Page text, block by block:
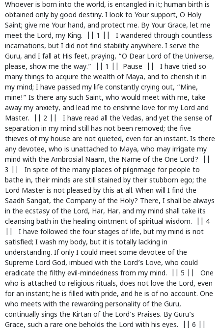
Whoever is born into the world, is entangled in it; human birth is
obtained only by good destiny. I look to Your support, O Holy
Saint; give me Your hand, and protect me. By Your Grace, let me
meet the Lord, my King. || 1 || I wandered through countless
incarnations, but I did not find stability anywhere. I serve the
Guru, and I fall at His feet, praying, “O Dear Lord of the Universe,
please, show me the way.” || 1 || Pause || I have tried so
many things to acquire the wealth of Maya, and to cherish it in
my mind; I have passed my life constantly crying out, “Mine,
mine!” Is there any such Saint, who would meet with me, take
away my anxiety, and lead me to enshrine love for my Lord and
Master. || 2 || I have read all the Vedas, and yet the sense of
separation in my mind still has not been removed; the five
thieves of my house are not quieted, even for an instant. Is there
any devotee, who is unattached to Maya, who may irrigate my
mind with the Ambrosial Naam, the Name of the One Lord? ||
3 || In spite of the many places of pilgrimage for people to
bathe in, their minds are still stained by their stubborn ego; the
Lord Master is not pleased by this at all. When will I find the
Saadh Sangat, the Company of the Holy? There, I shall be always
in the ecstasy of the Lord, Har, Har, and my mind shall take its
cleansing bath in the healing ointment of spiritual wisdom. || 4
|| I have followed the four stages of life, but my mind is not
satisfied; I wash my body, but it is totally lacking in
understanding. If only I could meet some devotee of the
Supreme Lord God, imbued with the Lord’s Love, who could
eradicate the filthy evil-mindedness from my mind. || 5 || One
who is attached to religious rituals, does not love the Lord, even
for an instant; he is filled with pride, and he is of no account. One
who meets with the rewarding personality of the Guru,
continually sings the Kirtan of the Lord’s Praises. By Guru’s
Grace, such a rare one beholds the Lord with his eyes. || 6 ||